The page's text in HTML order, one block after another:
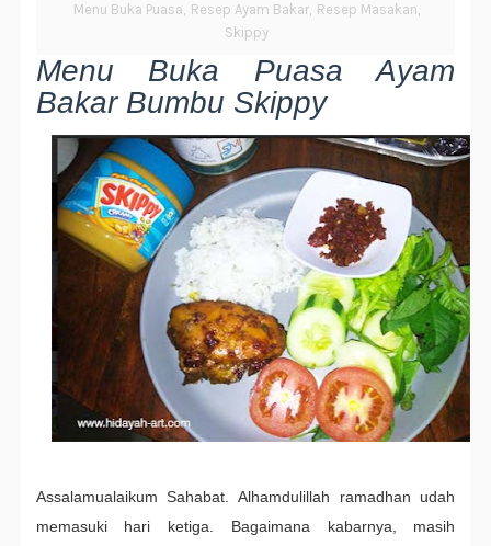
Menu Buka Puasa, Resep Ayam Bakar, Resep Masakan,
Skippy
Menu Buka Puasa Ayam
Bakar Bumbu Skippy
Assalamualaikum Sahabat. Alhamdulillah ramadhan udah
memasuki hari ketiga. Bagaimana kabarnya, masih